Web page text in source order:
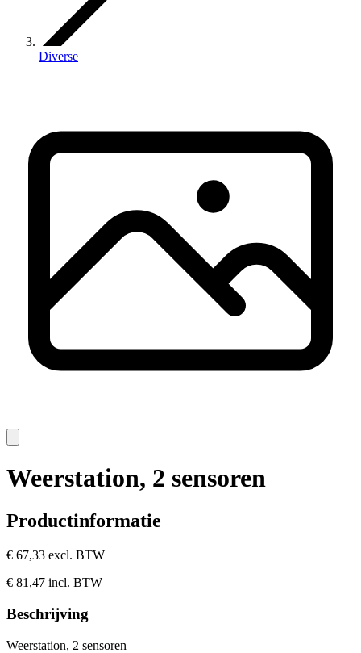
Diverse
Weerstation, 2 sensoren
Productinformatie
€ 67,33 excl. BTW
€ 81,47 incl. BTW
Beschrijving
Weerstation, 2 sensoren